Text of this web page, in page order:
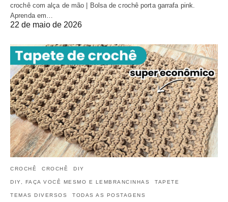
crochê com alça de mão | Bolsa de crochê porta garrafa pink.
Aprenda em…
22 de maio de 2026
CROCHÊ CROCHÊ DIY
DIY, FAÇA VOCÊ MESMO E LEMBRANCINHAS TAPETE
TEMAS DIVERSOS TODAS AS POSTAGENS